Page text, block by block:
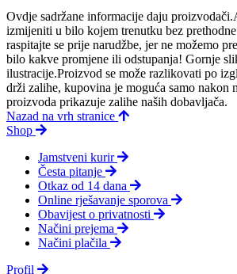
Ovdje sadržane informacije daju
izmijeniti u bilo kojem trenutku bez
raspitajte se prije narudžbe, jer ne možemo
bilo kakve promjene ili odstupanja! Gornje
ilustracije.Proizvod se može razlikovati po
drži zalihe, kupovina je moguća samo nakon
proizvoda prikazuje zalihe naših dobavljača.
Nazad na vrh stranice
Shop
Jamstveni kurir
Česta pitanje
Otkaz od 14 dana
Online rješavanje sporova
Obavijest o privatnosti
Načini prejema
Načini plačila
Profil